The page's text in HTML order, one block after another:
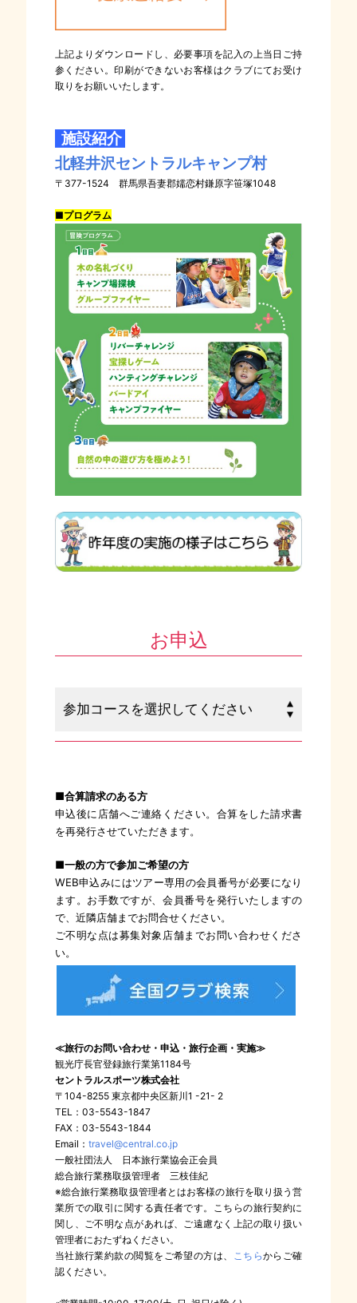
上記よりダウンロードし、必要事項を記入の上当日ご持
参ください。印刷ができないお客様はクラブにてお受け
取りをお願いいたします。
施設紹介
北軽井沢セントラルキャンプ村
〒377-1524 群馬県吾妻郡嬬恋村鎌原字笹塚1048
■プログラム
お申込
■合算請求のある方
申込後に店舗へご連絡ください。合算をした請求書
を再発行させていただきます。
■一般の方で参加ご希望の方
WEB申込みにはツアー専用の会員番号が必要になり
ます。お手数ですが、会員番号を発行いたしますの
で、近隣店舗までお問合せください。
ご不明な点は募集対象店舗までお問い合わせくださ
い。
≪旅行のお問い合わせ・申込・旅行企画・実施≫
観光庁長官登録旅行業第1184号
セントラルスポーツ株式会社
〒104-8255 東京都中央区新川1 -21- 2
TEL：03-5543-1847
FAX：03-5543-1844
Email： travel@central.co.jp
一般社団法人 日本旅行業協会正会員
総合旅行業務取扱管理者 三枝佳紀
※総合旅行業務取扱管理者とはお客様の旅行を取り扱う営
業所での取引に関する責任者です。こちらの旅行契約に
関し、ご不明な点があれば、ご遠慮なく上記の取り扱い
管理者におたずねください。
当社旅行業約款の閲覧をご希望の方は、
こちらからご確
認ください。